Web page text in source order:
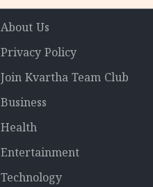
About Us
Privacy Policy
Join Kvartha Team Club
Business
Health
Entertainment
Technology